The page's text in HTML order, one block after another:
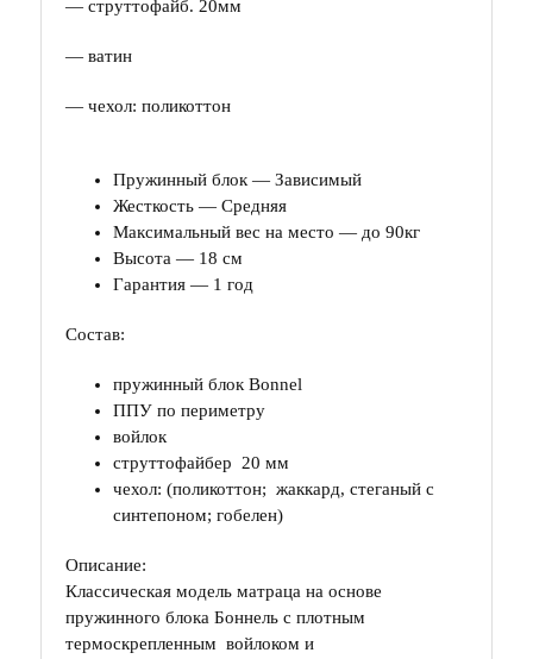
— струттофайб. 20мм
— ватин
— чехол: поликоттон
Пружинный блок — Зависимый
Жесткость — Средняя
Максимальный вес на место — до 90кг
Высота — 18 см
Гарантия — 1 год
Состав:
пружинный блок Bonnel
ППУ по периметру
войлок
струттофайбер 20 мм
чехол: (поликоттон; жаккард, стеганый с
синтепоном; гобелен)
Описание:
Классическая модель матраца на основе
пружинного блока Боннель с плотным
термоскрепленным войлоком и